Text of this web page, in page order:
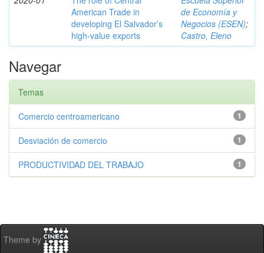
American Trade in
developing El Salvador’s
high-value exports
de Economía y
Negocios (ESEN);
Castro, Eleno
Navegar
Temas
1
Comercio centroamericano
1
Desviación de comercio
1
PRODUCTIVIDAD DEL TRABAJO
Theme by